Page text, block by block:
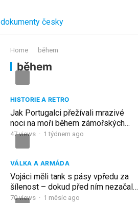
Home během
během
HISTORIE A RETRO
Jak Portugalci přežívali mrazivé
noci na moři během zámořských
objevů v roce 1500
47views · 1 týdnem ago
VÁLKA A ARMÁDA
Vojáci měli tank s pásy vpředu za
šílenost – dokud před ním nezačalo
mizet minové pole během útoku!!
70views · 1 měsíc ago